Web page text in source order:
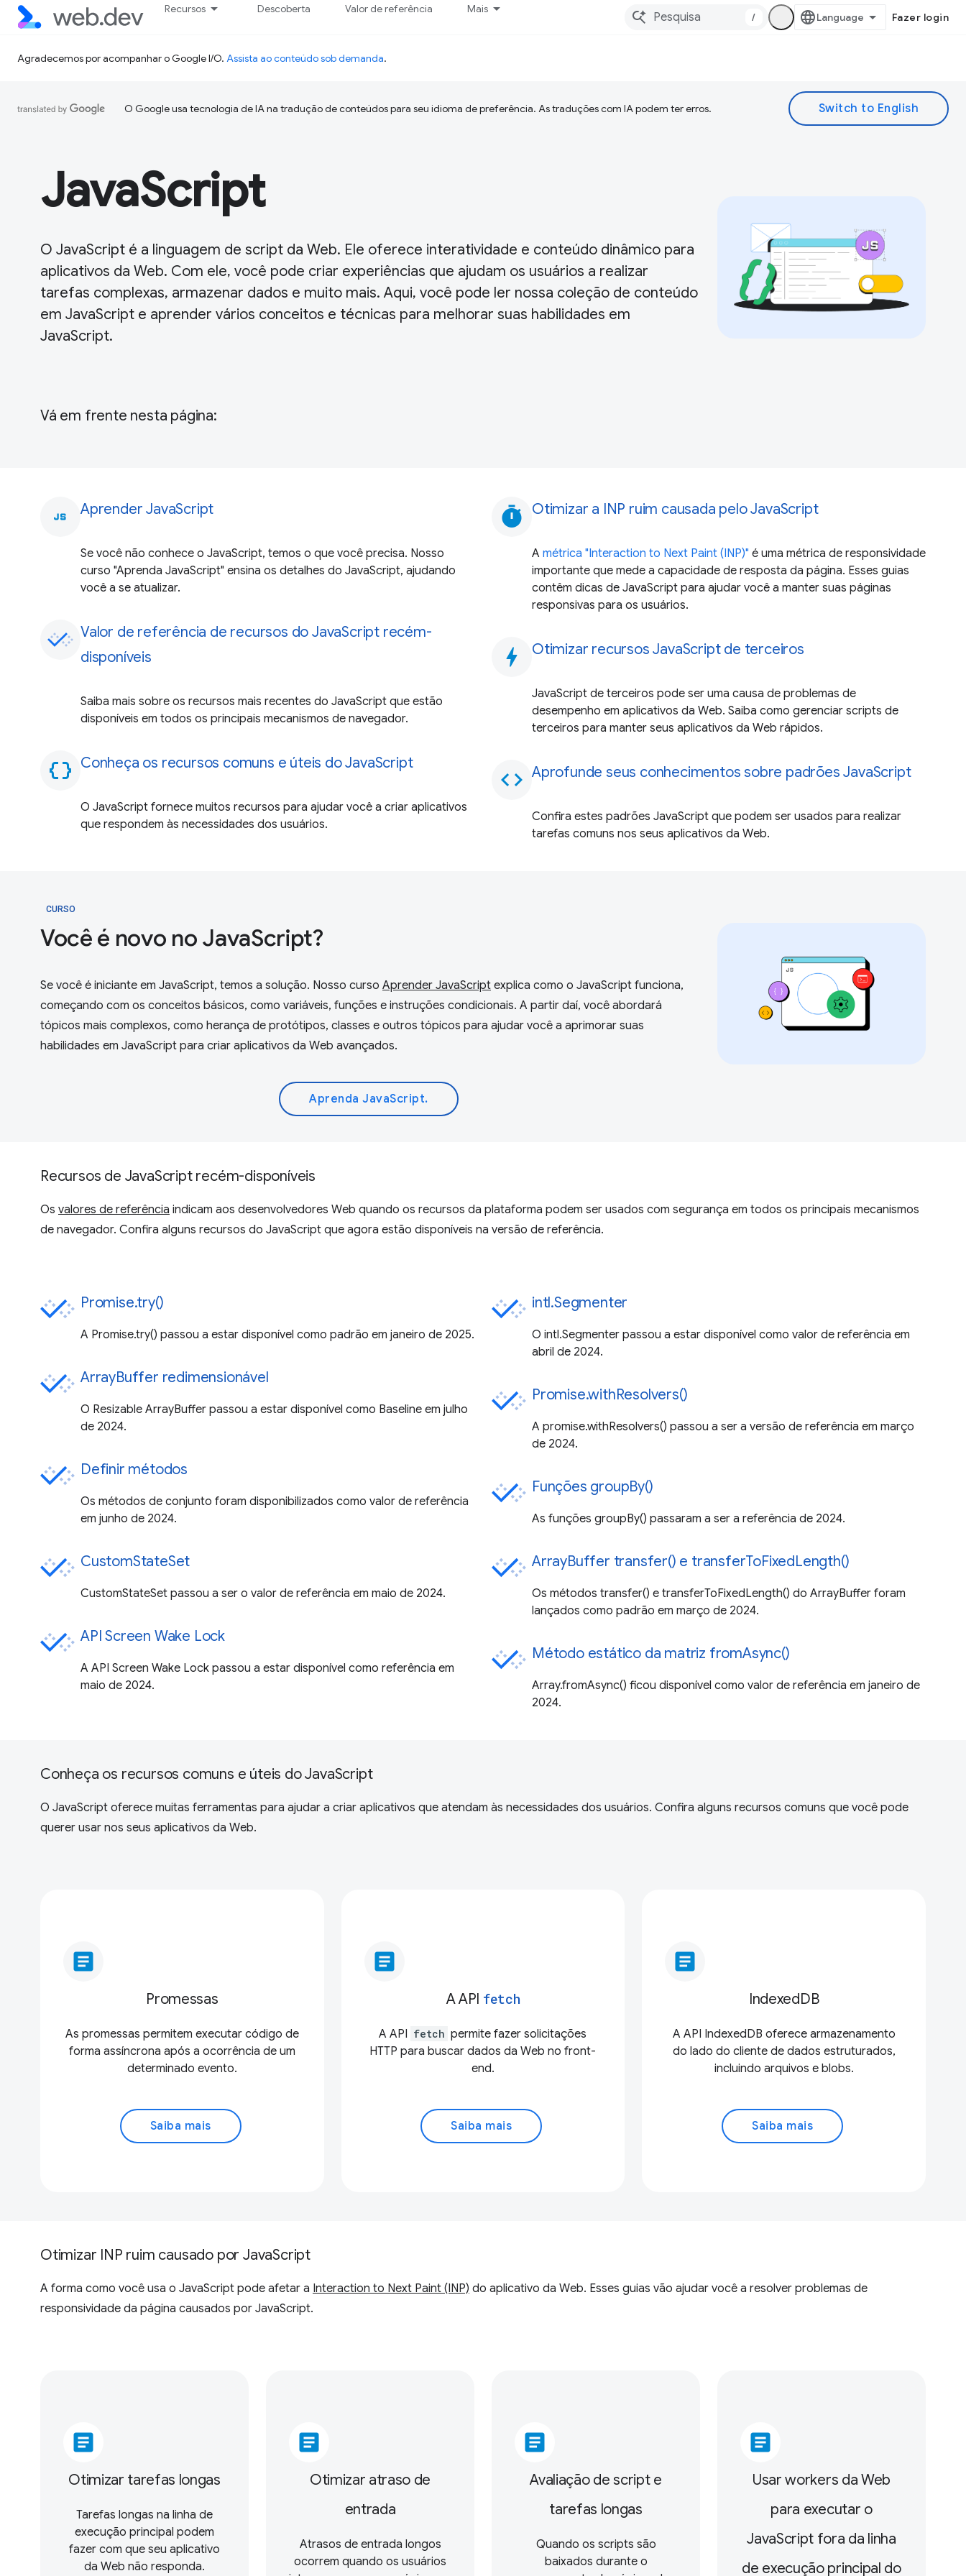
Recursos Descoberta Valor de referência Mais
/ Fazer login
Agradecemos por acompanhar o Google I/O. Assista ao conteúdo sob demanda.
O Google usa tecnologia de IA na tradução de conteúdos para seu idioma de preferência. As traduções com IA podem ter erros.
JavaScript
O JavaScript é a linguagem de script da Web. Ele oferece interatividade e conteúdo dinâmico para
aplicativos da Web. Com ele, você pode criar experiências que ajudam os usuários a realizar
tarefas complexas, armazenar dados e muito mais. Aqui, você pode ler nossa coleção de conteúdo
em JavaScript e aprender vários conceitos e técnicas para melhorar suas habilidades em
JavaScript.
Vá em frente nesta página:
javascript Aprender JavaScript
Se você não conhece o JavaScript, temos o que você precisa. Nosso
curso "Aprenda JavaScript" ensina os detalhes do JavaScript, ajudando
você a se atualizar.
Valor de referência de recursos do JavaScript recém-
disponíveis
Saiba mais sobre os recursos mais recentes do JavaScript que estão
disponíveis em todos os principais mecanismos de navegador.
data_object Conheça os recursos comuns e úteis do JavaScript
O JavaScript fornece muitos recursos para ajudar você a criar aplicativos
que respondem às necessidades dos usuários.
timer Otimizar a INP ruim causada pelo JavaScript
A métrica "Interaction to Next Paint (INP)" é uma métrica de responsividade
importante que mede a capacidade de resposta da página. Esses guias
contêm dicas de JavaScript para ajudar você a manter suas páginas
responsivas para os usuários.
bolt Otimizar recursos JavaScript de terceiros
JavaScript de terceiros pode ser uma causa de problemas de
desempenho em aplicativos da Web. Saiba como gerenciar scripts de
terceiros para manter seus aplicativos da Web rápidos.
code Aprofunde seus conhecimentos sobre padrões JavaScript
Confira estes padrões JavaScript que podem ser usados para realizar
tarefas comuns nos seus aplicativos da Web.
CURSO
Você é novo no JavaScript?
Se você é iniciante em JavaScript, temos a solução. Nosso curso Aprender JavaScript explica como o JavaScript funciona,
começando com os conceitos básicos, como variáveis, funções e instruções condicionais. A partir daí, você abordará
tópicos mais complexos, como herança de protótipos, classes e outros tópicos para ajudar você a aprimorar suas
habilidades em JavaScript para criar aplicativos da Web avançados.
Aprenda JavaScript.
Recursos de JavaScript recém-disponíveis
Os valores de referência indicam aos desenvolvedores Web quando os recursos da plataforma podem ser usados com segurança em todos os principais mecanismos
de navegador. Confira alguns recursos do JavaScript que agora estão disponíveis na versão de referência.
Promise.try()
A Promise.try() passou a estar disponível como padrão em janeiro de 2025.
ArrayBuffer redimensionável
O Resizable ArrayBuffer passou a estar disponível como Baseline em julho
de 2024.
Definir métodos
Os métodos de conjunto foram disponibilizados como valor de referência
em junho de 2024.
CustomStateSet
CustomStateSet passou a ser o valor de referência em maio de 2024.
API Screen Wake Lock
A API Screen Wake Lock passou a estar disponível como referência em
maio de 2024.
intl.Segmenter
O intl.Segmenter passou a estar disponível como valor de referência em
abril de 2024.
Promise.withResolvers()
A promise.withResolvers() passou a ser a versão de referência em março
de 2024.
Funções groupBy()
As funções groupBy() passaram a ser a referência de 2024.
ArrayBuffer transfer() e transferToFixedLength()
Os métodos transfer() e transferToFixedLength() do ArrayBuffer foram
lançados como padrão em março de 2024.
Método estático da matriz fromAsync()
Array.fromAsync() ficou disponível como valor de referência em janeiro de
2024.
Conheça os recursos comuns e úteis do JavaScript
O JavaScript oferece muitas ferramentas para ajudar a criar aplicativos que atendam às necessidades dos usuários. Confira alguns recursos comuns que você pode
querer usar nos seus aplicativos da Web.
article
Promessas
As promessas permitem executar código de
forma assíncrona após a ocorrência de um
determinado evento.
Saiba mais
article
A API fetch
A API fetch permite fazer solicitações
HTTP para buscar dados da Web no front-
end.
Saiba mais
article
IndexedDB
A API IndexedDB oferece armazenamento
do lado do cliente de dados estruturados,
incluindo arquivos e blobs.
Saiba mais
Otimizar INP ruim causado por JavaScript
A forma como você usa o JavaScript pode afetar a Interaction to Next Paint (INP) do aplicativo da Web. Esses guias vão ajudar você a resolver problemas de
responsividade da página causados por JavaScript.
article
Otimizar tarefas longas
Tarefas longas na linha de
execução principal podem
fazer com que seu aplicativo
da Web não responda.
article
Otimizar atraso de
entrada
Atrasos de entrada longos
ocorrem quando os usuários
article
Avaliação de script e
tarefas longas
Quando os scripts são
baixados durante o
article
Usar workers da Web
para executar o
JavaScript fora da linha
de execução principal do